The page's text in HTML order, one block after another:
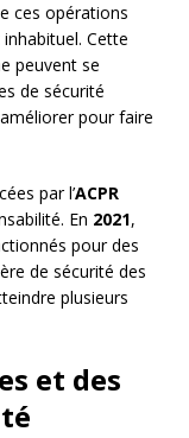
ces opérations
Cette
peuvent se
de sécurité
pour faire
par l’ACPR
En 2021,
pour des
de sécurité des
plusieurs
et des